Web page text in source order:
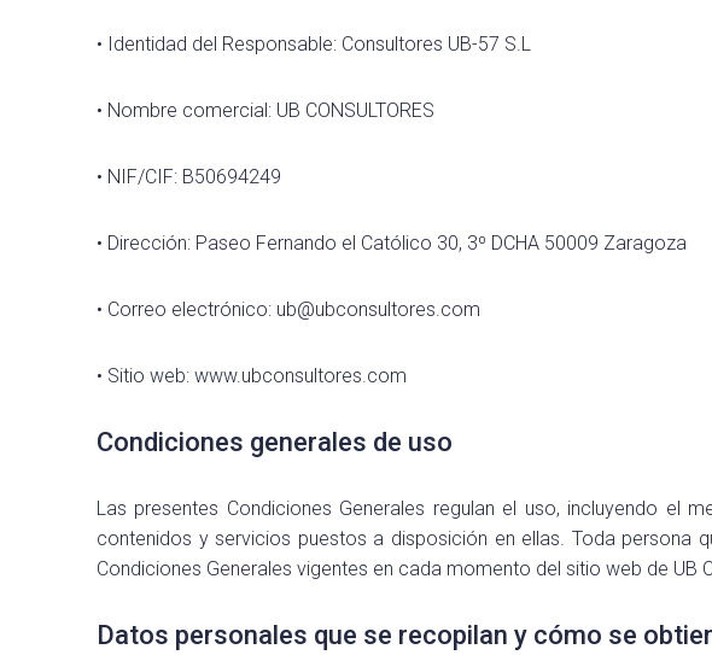
• Identidad del Responsable: Consultores UB-57 S.L
• Nombre comercial: UB CONSULTORES
• NIF/CIF: B50694249
• Dirección: Paseo Fernando el Católico 30, 3º DCHA 50009 Zaragoza
• Correo electrónico: ub@ubconsultores.com
• Sitio web: www.ubconsultores.com
Condiciones generales de uso
Las presentes Condiciones Generales regulan el uso, incluyendo el
contenidos y servicios puestos a disposición en ellas. Toda persona
Condiciones Generales vigentes en cada momento del sitio web de UB
Datos personales que se recopilan y cómo se